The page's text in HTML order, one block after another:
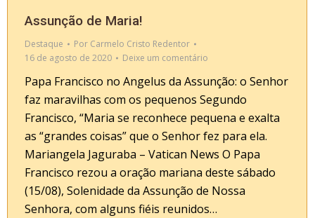
Assunção de Maria!
Destaque Por Carmelo Cristo Redentor
16 de agosto de 2020
Deixe um comentário
Papa Francisco no Angelus da Assunção: o Senhor
faz maravilhas com os pequenos Segundo
Francisco, “Maria se reconhece pequena e exalta
as “grandes coisas” que o Senhor fez para ela.
Mariangela Jaguraba – Vatican News O Papa
Francisco rezou a oração mariana deste sábado
(15/08), Solenidade da Assunção de Nossa
Senhora, com alguns fiéis reunidos…